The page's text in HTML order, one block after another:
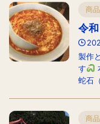
商
令和
製作
す
蛇石
商